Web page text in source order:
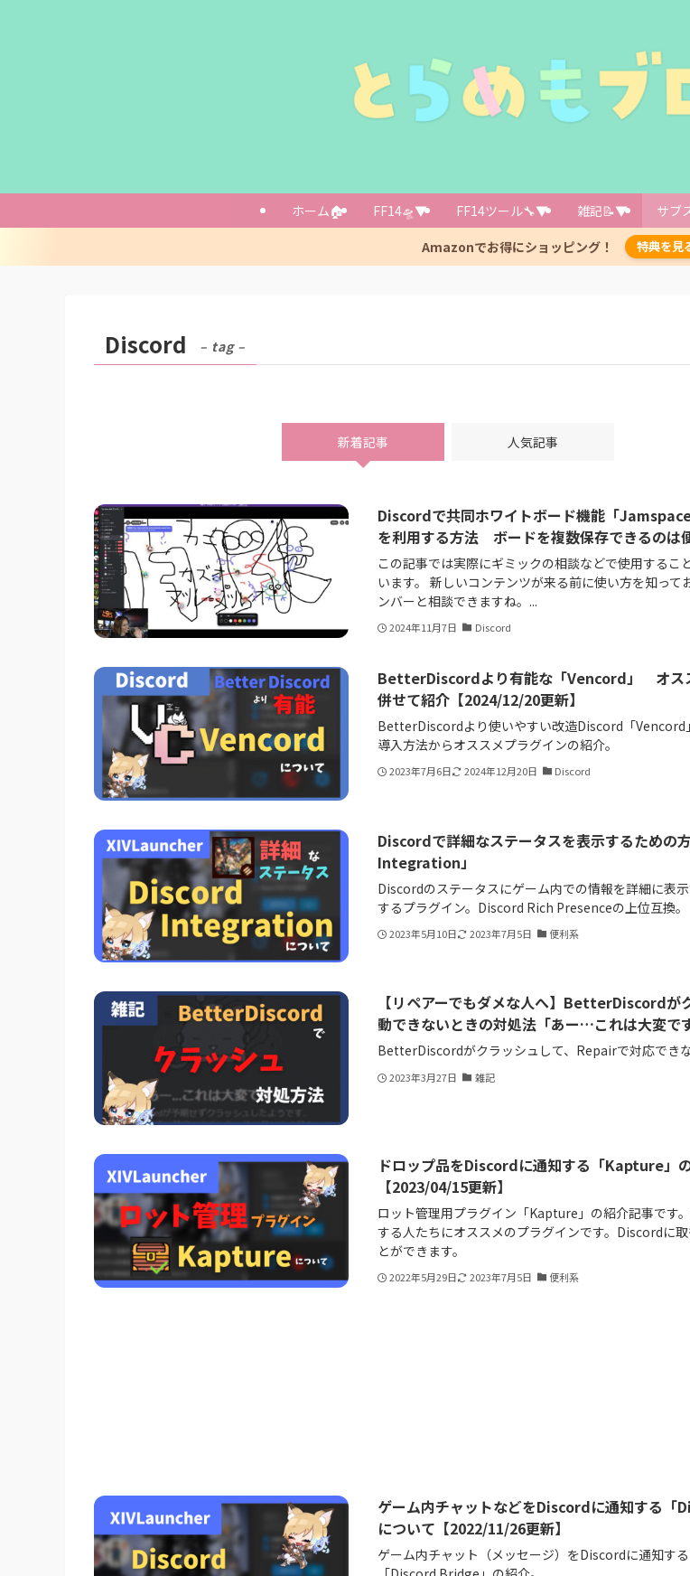
ホーム🏠 FF14🛸▼ FF14ツール🔧▼ 雑記📝▼ サブ
Amazonでお得にショッピング！
特典を
Discord – tag –
新着記事 人気記事
Discordで共同ホワイトボード機能「
を利用する方法 ボードを複数保存できるのは
この記事では実際にギミックの相談などで使用するこ
います。 新しいコンテンツが来る前に使い方を知って
ンバーと相談できますね。...
2024年11月7日 Discord
BetterDiscordより有能な「Vencord」 オス
併せて紹介【2024/12/20更新】
BetterDiscordより使いやすい改造Discord「Vencord
導入方法からオススメプラグインの紹介。
2023年7月6日 2024年12月20日 Discord
Discordで詳細なステータスを表示するため
Integration」
Discordのステータスにゲーム内での情報を詳細に表
するプラグイン。Discord Rich Presenceの上位互換。
2023年5月10日 2023年7月5日 便利系
【リペアーでもダメな人へ】BetterDiscordが
動できないときの対処法「あー…これは大変で
BetterDiscordがクラッシュして、Repairで対応できな
2023年3月27日 雑記
ドロップ品をDiscordに通知する「Kapture」
【2023/04/15更新】
ロット管理用プラグイン「Kapture」の紹介記事です
する人たちにオススメのプラグインです。Discordに
とができます。
2022年5月29日 2023年7月5日 便利系
ゲーム内チャットなどをDiscordに通知する「
について【2022/11/26更新】
ゲーム内チャット（メッセージ）をDiscordに通知す